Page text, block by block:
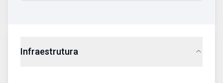
Infraestrutura